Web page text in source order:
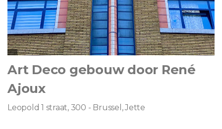
Art Deco gebouw door René
Ajoux
Leopold 1 straat, 300 - Brussel, Jette